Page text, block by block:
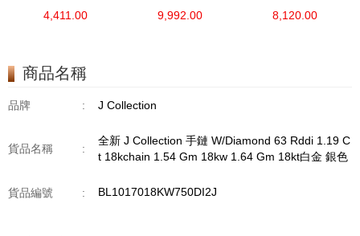
RDDI 0.48 CT18KR
4,411.00
RDDI 1.34 CT18KW
9,992.00
W/DIAMOND 7
8,120.00
商品名稱
品牌 : J Collection
貨品名稱 :
全新 J Collection 手鏈 W/Diamond 63 Rddi 1.19 C
t 18kchain 1.54 Gm 18kw 1.64 Gm 18kt白金 銀色
貨品編號 : BL1017018KW750DI2J